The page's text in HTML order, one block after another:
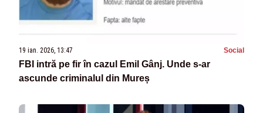
19 ian. 2026, 13:47 Social
FBI intră pe fir în cazul Emil Gânj. Unde s-ar
ascunde criminalul din Mureș